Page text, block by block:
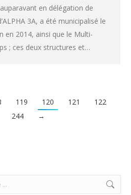
en délégation de
3A, a été municipalisé le
en 2014, ainsi que le Multi-
; ces deux structures et…
119 120 121
122
244 →